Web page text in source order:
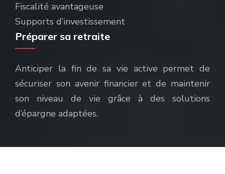
Fiscalité avantageuse
Supports d’investissement
Préparer sa retraite
Anticiper la fin de sa vie active permet de
sécuriser son avenir financier et de maintenir
son niveau de vie grâce à des solutions
d’épargne adaptées.